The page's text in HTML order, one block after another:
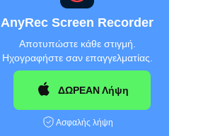
AnyRec Screen Recorder
Αποτυπώστε κάθε στιγμή.
Ηχογραφήστε σαν επαγγελματίας.
ΔΩΡΕΑΝ Λήψη
Ασφαλής λήψη